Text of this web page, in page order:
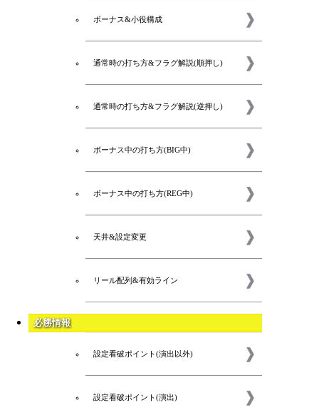
ボーナス&小役構成
通常時の打ち方&フラグ解説(順押し)
通常時の打ち方&フラグ解説(逆押し)
ボーナス中の打ち方(BIG中)
ボーナス中の打ち方(REG中)
天井&設定変更
リール配列&有効ライン
必勝情報
設定看破ポイント(演出以外)
設定看破ポイント(演出)